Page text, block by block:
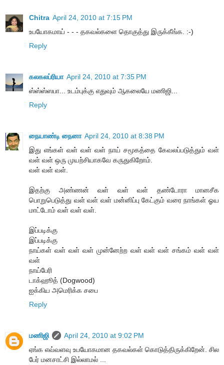
Chitra April 24, 2010 at 7:15 PM
உபயோகமாய் - - - தகவல்களை தொகுத்து இருக்கீங்க. :-)
Reply
கலகலப்ரியா April 24, 2010 at 7:35 PM
ஸ்ஸ்ஸ்ஸபா... உடம்புக்கு எதுவும் ஆகலையே மணிஜி...
Reply
நையாண்டி நைனா April 24, 2010 at 8:38 PM
இது எங்கள் வள் வள் வள் நாய் சமூகத்தை கேவலப்படுத்தும் வள்
வள் வள் ஒரு முயற்சியாகவே கருதுகிறோம்.
வள் வள் வள்.
இதற்கு அண்ணன் வள் வள் வள் தண்டோரா மானசீக
பொறுபெடுத்து வள் வள் வள் மன்னிப்பு கேட்கும் வரை நாங்கள் ஓய
மாட்டோம் வள் வள் வள்.
இப்படிக்கு
இப்படிக்கு
நாய்கள் வள் வள் வள் முன்னேற்ற வள் வள் வள் சங்கம் வள் வள்
வள்
நாய்பேரி
டாக்ஹூத் (Dogwood)
ஐக்கிய அமெரிக்க சபை
Reply
மணிஜி
April 24, 2010 at 9:02 PM
ஏங்க எவ்வளவு உபயோகமான தகவல்கள் கொடுத்திருக்கிறேன். சில
பேர் மனசாட்சி இல்லாமல் ...